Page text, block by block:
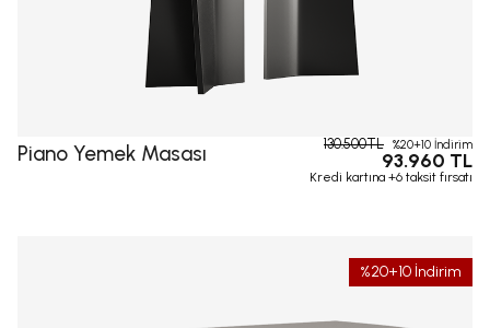
Piano Yemek Masası 130.500TL %20+10 İndirim
93.960 TL
Kredi kartına +6 taksit fırsatı
%20+10 İndirim